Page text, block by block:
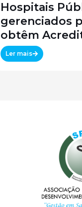
Hospitais
gerenciados
obtêm
Canadense
Ler mais